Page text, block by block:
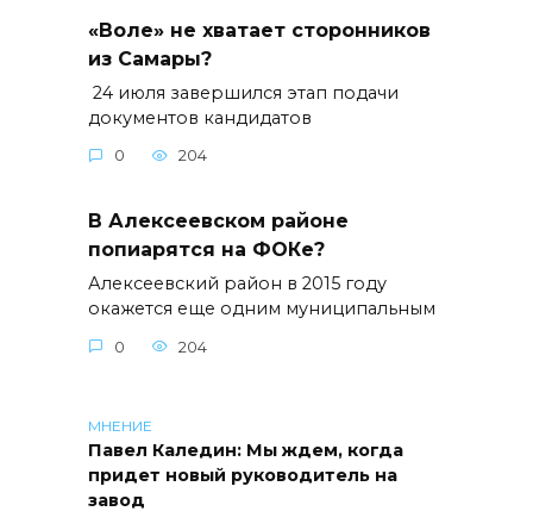
«Воле» не хватает сторонников
из Самары?
24 июля завершился этап подачи
документов кандидатов
0 204
В Алексеевском районе
попиарятся на ФОКе?
Алексеевский район в 2015 году
окажется еще одним муниципальным
0 204
МНЕНИЕ
Павел Каледин: Мы ждем, когда
придет новый руководитель на
завод